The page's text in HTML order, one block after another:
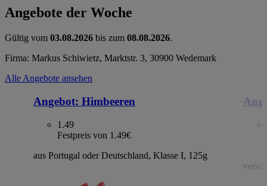
Angebote der Woche
Gültig vom 03.08.2026 bis zum 08.08.2026.
Firma: Markus Schiwietz, Marktstr. 3, 30900 Wedemark
Alle Angebote ansehen
Angebot: Himbeeren
1.49
Festpreis von 1.49€
aus Portugal oder Deutschland, Klasse I, 125g